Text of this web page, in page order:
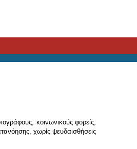
κοινωνικούς φορείς,
χωρίς ψευδαισθήσεις